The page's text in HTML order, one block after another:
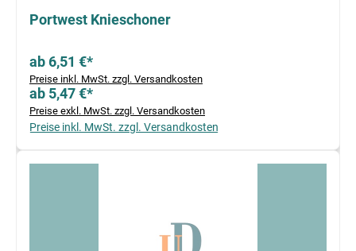
Portwest Knieschoner
ab 6,51 €*
Preise inkl. MwSt. zzgl. Versandkosten
ab 5,47 €*
Preise exkl. MwSt. zzgl. Versandkosten
Preise inkl. MwSt. zzgl. Versandkosten